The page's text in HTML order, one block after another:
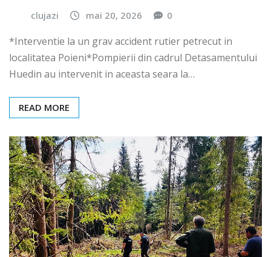
clujazi mai 20, 2026 0
*Interventie la un grav accident rutier petrecut in
localitatea Poieni*Pompierii din cadrul Detasamentului
Huedin au intervenit in aceasta seara la…
READ MORE